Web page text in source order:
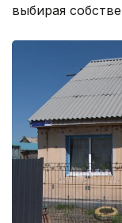
выбирая